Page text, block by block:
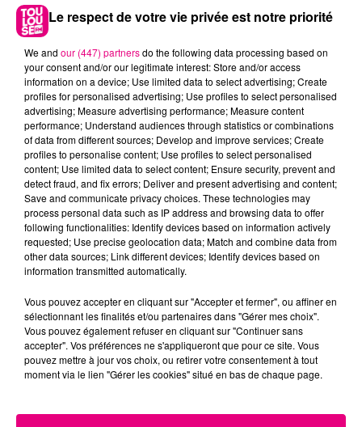
Cancer Lion Vierge
Balance Scorpion Sagittaire
Capricorne Verseau Poissons
Le respect de votre vie privée est notre priorité
We and our (447) partnersdo the following data processing based on
your consent and/or our legitimate interest: Store and/or access
information on a device; Use limited data to select advertising; Create
profiles for personalised advertising; Use profiles to select personalised
advertising; Measure advertising performance; Measure content
performance; Understand audiences through statistics or combinations
of data from different sources; Develop and improve services; Create
profiles to personalise content; Use profiles to select personalised
content; Use limited data to select content; Ensure security, prevent and
detect fraud, and fix errors; Deliver and present advertising and content;
Save and communicate privacy choices. These technologies may
process personal data such as IP address and browsing data to offer
following functionalities: Identify devices based on information actively
requested; Use precise geolocation data; Match and combine data from
other data sources; Link different devices; Identify devices based on
information transmitted automatically.
Vous pouvez accepter en cliquant sur "Accepter et fermer", ou affiner en
sélectionnant les finalités et/ou partenaires dans "Gérer mes choix".
Vous pouvez également refuser en cliquant sur "Continuer sans
accepter". Vos préférences ne s'appliqueront que pour ce site. Vous
pouvez mettre à jour vos choix, ou retirer votre consentement à tout
moment via le lien "Gérer les cookies" situé en bas de chaque page.